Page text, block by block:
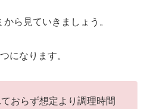
ら見ていきましょう。
になります。
おらず想定より調理時間